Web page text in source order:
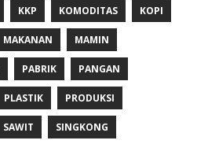
KKP KOMODITAS KOPI
MAKANAN MAMIN
PABRIK PANGAN
PLASTIK PRODUKSI
SAWIT SINGKONG